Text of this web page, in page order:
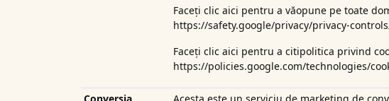
Faceți clic aici pentru a văopune pe toate
https://safety.google/privacy/privacy-
Faceți clic aici pentru a citipolitica privind
https://policies.google.com/technologies/